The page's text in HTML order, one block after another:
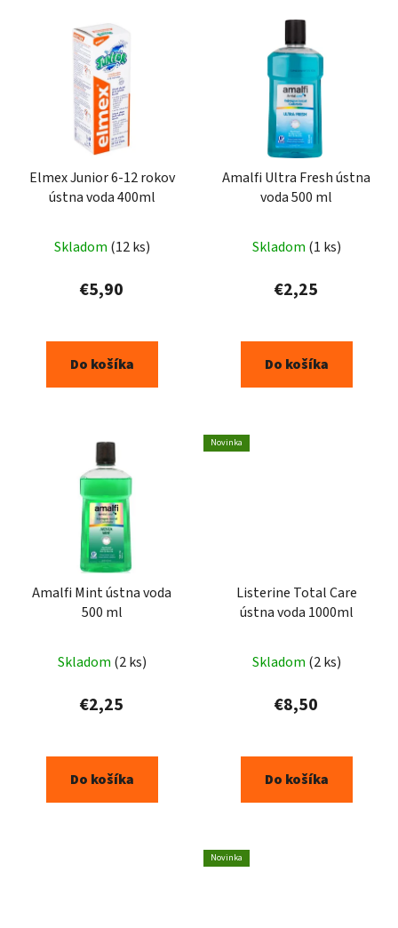
Elmex Junior 6-12 rokov
ústna voda 400ml
Skladom (12 ks)
€5,90
Do košíka
Amalfi Ultra Fresh ústna
voda 500 ml
Skladom (1 ks)
€2,25
Do košíka
Amalfi Mint ústna voda
500 ml
Skladom (2 ks)
€2,25
Do košíka
Novinka
Listerine Total Care
ústna voda 1000ml
Skladom (2 ks)
€8,50
Do košíka
Novinka